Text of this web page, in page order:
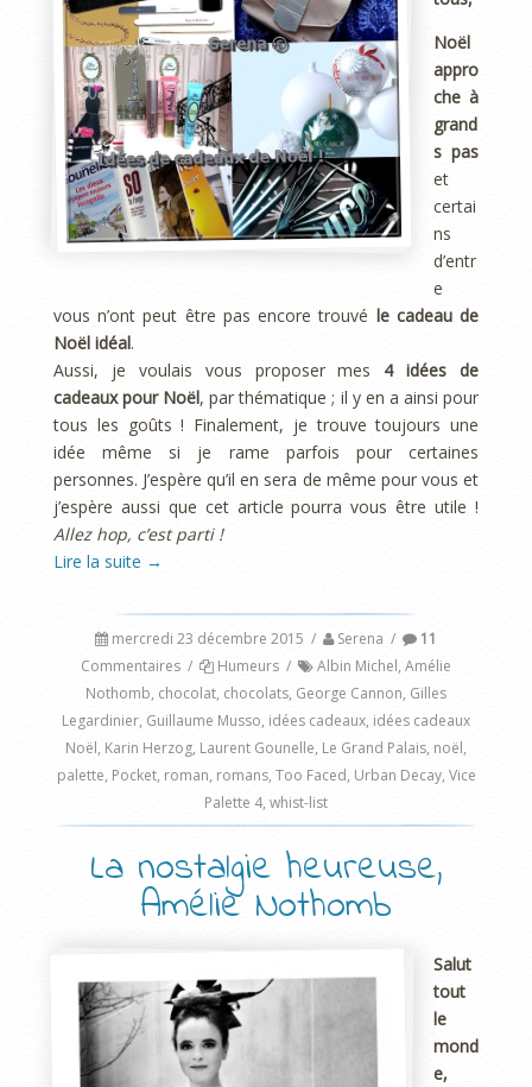
Noël
appro
che à
grand
s pas
et
certai
ns
d’entr
e
vous n’ont peut être pas encore trouvé le cadeau de
Noël idéal.
Aussi, je voulais vous proposer mes 4 idées de
cadeaux pour Noël, par thématique ; il y en a ainsi pour
tous les goûts ! Finalement, je trouve toujours une
idée même si je rame parfois pour certaines
personnes. J’espère qu’il en sera de même pour vous et
j’espère aussi que cet article pourra vous être utile !
Allez hop, c’est parti !
Lire la suite →
mercredi 23 décembre 2015 / Serena /
11
Commentaires / Humeurs / Albin Michel, Amélie
Nothomb, chocolat, chocolats, George Cannon, Gilles
Legardinier, Guillaume Musso, idées cadeaux, idées cadeaux
Noël, Karin Herzog, Laurent Gounelle, Le Grand Palais, noël,
palette, Pocket, roman, romans, Too Faced, Urban Decay, Vice
Palette 4, whist-list
La nostalgie heureuse,
Amélie Nothomb
Salut
tout
le
mond
e,